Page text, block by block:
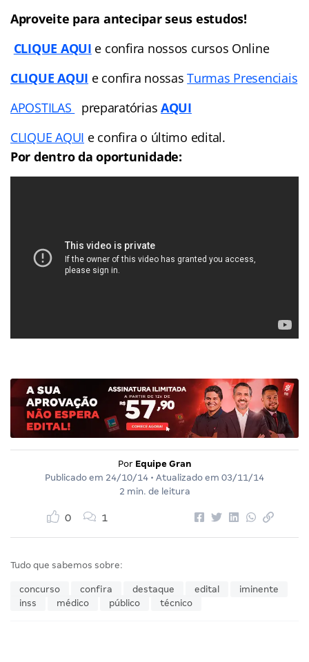
Aproveite para antecipar seus estudos!
CLIQUE AQUI e confira nossos cursos Online
CLIQUE AQUI e confira nossasTurmas Presenciais
APOSTILAS
preparatórias AQUI
CLIQUE AQUI e confira o último edital.
Por dentro da oportunidade:
Por Equipe Gran
Publicado em 24/10/14 • Atualizado em 03/11/14
2 min. de leitura
0 1
Tudo que sabemos sobre:
concurso confira destaque edital
iminente
inss
médico público técnico